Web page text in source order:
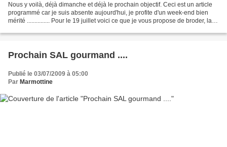
Nous y voilà, déjà dimanche et déjà le prochain objectif. Ceci est un article
programmé car je suis absente aujourd'hui, je profite d'un week-end bien
mérité ............... Pour le 19 juillet voici ce que je vous propose de broder, la
Prochain SAL gourmand ....
Publié le 03/07/2009 à 05:00
Par Marmottine